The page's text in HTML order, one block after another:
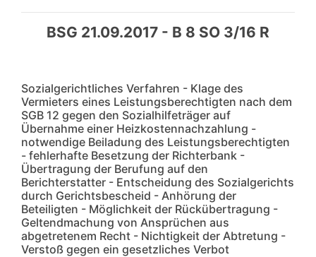
BSG 21.09.2017 - B 8 SO 3/16 R
Sozialgerichtliches Verfahren - Klage des
Vermieters eines Leistungsberechtigten nach dem
SGB 12 gegen den Sozialhilfeträger auf
Übernahme einer Heizkostennachzahlung -
notwendige Beiladung des Leistungsberechtigten
- fehlerhafte Besetzung der Richterbank -
Übertragung der Berufung auf den
Berichterstatter - Entscheidung des Sozialgerichts
durch Gerichtsbescheid - Anhörung der
Beteiligten - Möglichkeit der Rückübertragung -
Geltendmachung von Ansprüchen aus
abgetretenem Recht - Nichtigkeit der Abtretung -
Verstoß gegen ein gesetzliches Verbot